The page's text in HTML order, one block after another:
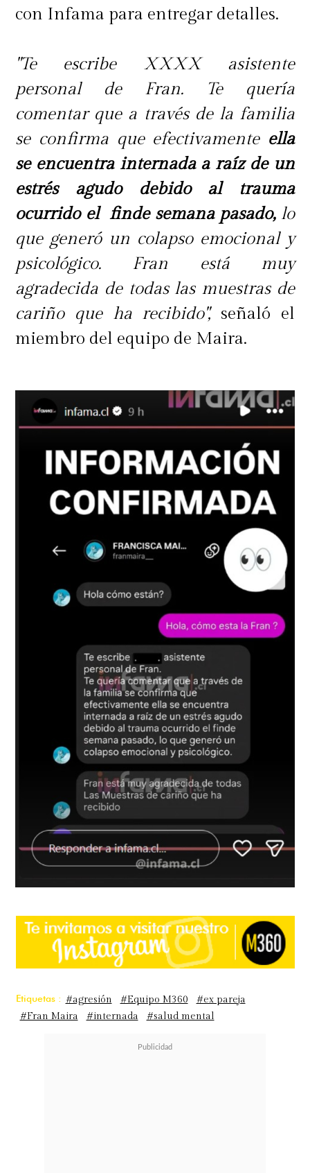
Cabe destacar que, en el estreno del
programa en Mega, Carmen Gloria
le dedicó emotivas a Pamela.
con Infama para entregar detalles.
"Te escribe XXXX asistente
personal de Fran. Te quería
comentar que a través de la familia
se confirma que efectivamenteella
se encuentra internada a raíz de un
estrés agudo debido al trauma
ocurrido el finde semana pasado,lo
que generó un colapso emocional y
psicológico. Fran está muy
agradecida de todas las muestras de
cariño que ha recibido",señaló el
miembro del equipo de Maira.
Etiquetas : #agresión #Equipo M360
#ex pareja
#Fran Maira
#internada #salud mental